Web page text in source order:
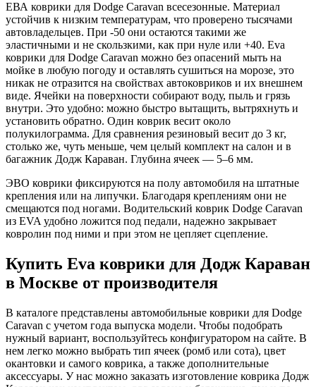
ЕВА коврики для Dodge Caravan всесезонные. Материал
устойчив к низким температурам, что проверено тысячами
автовладельцев. При -50 они остаются такими же
эластичными и не скользкими, как при нуле или +40. Eva
коврики для Dodge Caravan можно без опасений мыть на
мойке в любую погоду и оставлять сушиться на морозе, это
никак не отразится на свойствах автоковриков и их внешнем
виде. Ячейки на поверхности собирают воду, пыль и грязь
внутри. Это удобно: можно быстро вытащить, вытряхнуть и
установить обратно. Один коврик весит около
полукилограмма. Для сравнения резиновый весит до 3 кг,
столько же, чуть меньше, чем целый комплект на салон и в
багажник Додж Караван. Глубина ячеек — 5–6 мм.
ЭВО коврики фиксируются на полу автомобиля на штатные
крепления или на липучки. Благодаря креплениям они не
смещаются под ногами. Водительский коврик Dodge Caravan
из EVA удобно ложится под педали, надежно закрывает
ковролин под ними и при этом не цепляет сцепление.
Купить Eva коврики для Додж Караван
в Москве от производителя
В каталоге представлены автомобильные коврики для Dodge
Caravan с учетом года выпуска модели. Чтобы подобрать
нужный вариант, воспользуйтесь конфигуратором на сайте. В
нем легко можно выбрать тип ячеек (ромб или сота), цвет
окантовки и самого коврика, а также дополнительные
аксессуары. У нас можно заказать изготовление коврика Додж